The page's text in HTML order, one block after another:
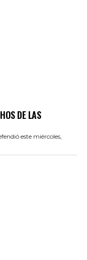
DE LAS
este miércoles,